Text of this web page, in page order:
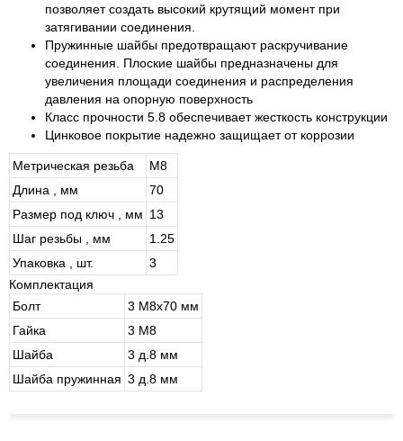
позволяет создать высокий крутящий момент при
затягивании соединения.
Пружинные шайбы предотвращают раскручивание
соединения. Плоские шайбы предназначены для
увеличения площади соединения и распределения
давления на опорную поверхность
Класс прочности 5.8 обеспечивает жесткость конструкции
Цинковое покрытие надежно защищает от коррозии
Метрическая резьба
М8
Длина , мм
70
Размер под ключ , мм 13
Шаг резьбы , мм
1.25
Упаковка , шт.
3
Комплектация
Болт
3 М8х70 мм
Гайка
3 М8
Шайба
3 д.8 мм
Шайба пружинная 3 д.8 мм